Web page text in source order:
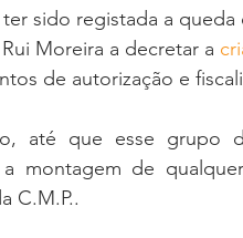
sido registada a queda
Moreira a decretar a
de autorização e
até que esse grupo
a montagem de
C.M.P..